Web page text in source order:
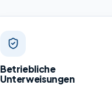
Betriebliche
Unterweisungen